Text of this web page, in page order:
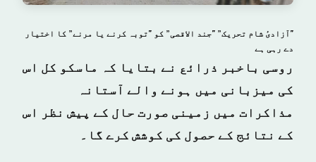
"آزادیٔ شام تحریک” "جند الاقصی” کو "توبہ کرنے یا مرنے” کا اختیار
دے رہی ہے
روسی باخبر ذرائع نے بتایا کہ ماسکو کل اس
کی میزبانی میں ہونے والے آستانہ
مذاکرات میں زمینی صورت حال کے پیش نظر اس
کے نتائج کے حصول کی کوشش کرے گا۔